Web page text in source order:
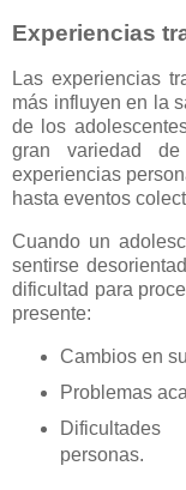
Experiencias
Las experiencias
más influyen en la
de los
gran variedad
experiencias
hasta eventos
Cuando un
sentirse
dificultad para
presente:
Cambios en
Problemas
personas.